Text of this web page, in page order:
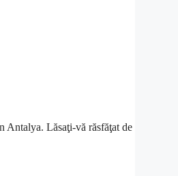
Antalya. Lăsaţi-vă răsfăţat de